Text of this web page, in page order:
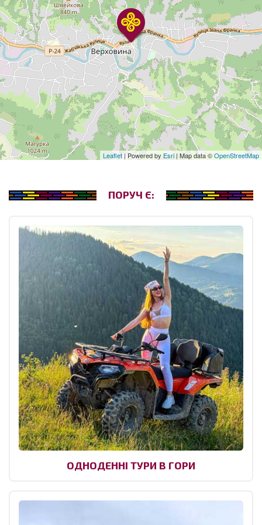
Leaflet | Powered by Esri | Map data ©OpenStreetMap
ПОРУЧ Є:
ОДНОДЕННІ ТУРИ В ГОРИ